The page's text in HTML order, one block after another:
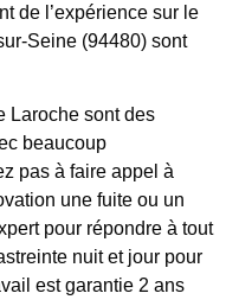
de l’expérience sur le
Seine (94480) sont
Laroche sont des
beaucoup
pas à faire appel à
une fuite ou un
pour répondre à tout
nuit et jour pour
est garantie 2 ans